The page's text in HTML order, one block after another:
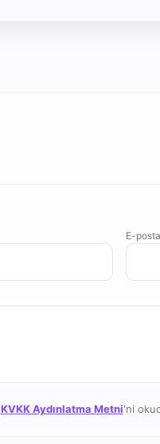
E-posta
KVKK Aydınlatma Metni'ni